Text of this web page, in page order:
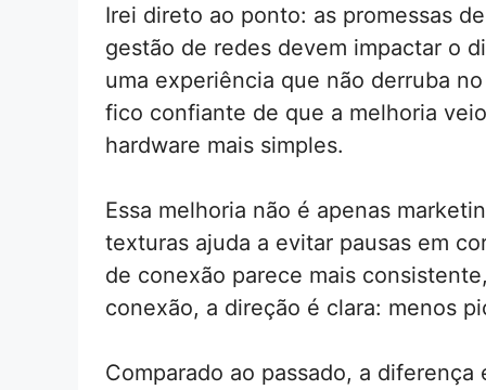
Irei direto ao ponto: as promessas
gestão de redes devem impactar o
uma experiência que não derruba
fico confiante de que a melhoria
hardware mais simples.
Essa melhoria não é apenas
texturas ajuda a evitar pausas em
de conexão parece mais
conexão, a direção é clara: menos
Comparado ao passado, a